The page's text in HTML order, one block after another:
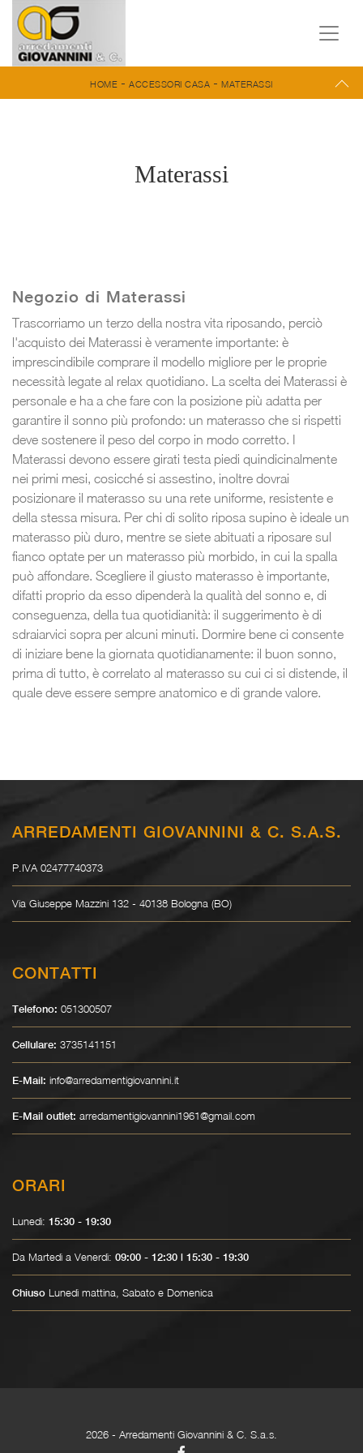
HOME -ACCESSORI CASA -MATERASSI
Materassi
Negozio di Materassi
Trascorriamo un terzo della nostra vita riposando, perciò
l'acquisto dei Materassi è veramente importante: è
imprescindibile comprare il modello migliore per le proprie
necessità legate al relax quotidiano. La scelta dei Materassi è
personale e ha a che fare con la posizione più adatta per
garantire il sonno più profondo: un materasso che si rispetti
deve sostenere il peso del corpo in modo corretto. I
Materassi devono essere girati testa piedi quindicinalmente
nei primi mesi, cosicché si assestino, inoltre dovrai
posizionare il materasso su una rete uniforme, resistente e
della stessa misura. Per chi di solito riposa supino è ideale un
materasso più duro, mentre se siete abituati a riposare sul
fianco optate per un materasso più morbido, in cui la spalla
può affondare. Scegliere il giusto materasso è importante,
difatti proprio da esso dipenderà la qualità del sonno e, di
conseguenza, della tua quotidianità: il suggerimento è di
sdraiarvici sopra per alcuni minuti. Dormire bene ci consente
di iniziare bene la giornata quotidianamente: il buon sonno,
prima di tutto, è correlato al materasso su cui ci si distende, il
quale deve essere sempre anatomico e di grande valore.
ARREDAMENTI GIOVANNINI & C. S.A.S.
P.IVA 02477740373
Via Giuseppe Mazzini 132 - 40138 Bologna (BO)
CONTATTI
Telefono: 051300507
Cellulare: 3735141151
E-Mail: info@arredamentigiovannini.it
E-Mail outlet: arredamentigiovannini1961@gmail.com
ORARI
Lunedì: 15:30 - 19:30
Da Martedì a Venerdì: 09:00 - 12:30 | 15:30 - 19:30
Chiuso Lunedì mattina, Sabato e Domenica
2026 - Arredamenti Giovannini & C. S.a.s.